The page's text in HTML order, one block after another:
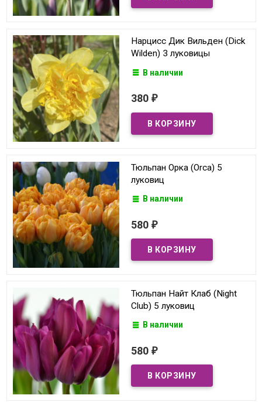
Нарцисс Дик Вильден (Dick
Wilden) 3 луковицы
В наличии
380 ₽
Тюльпан Орка (Orca) 5
луковиц
В наличии
580 ₽
Тюльпан Найт Клаб (Night
Club) 5 луковиц
В наличии
580 ₽